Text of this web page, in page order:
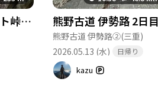
熊野古道 伊勢路③ツヅラト峠−2026-05-15
熊野古道 伊勢路②(三重)
2026.05.13 (水)
日帰り
kazu